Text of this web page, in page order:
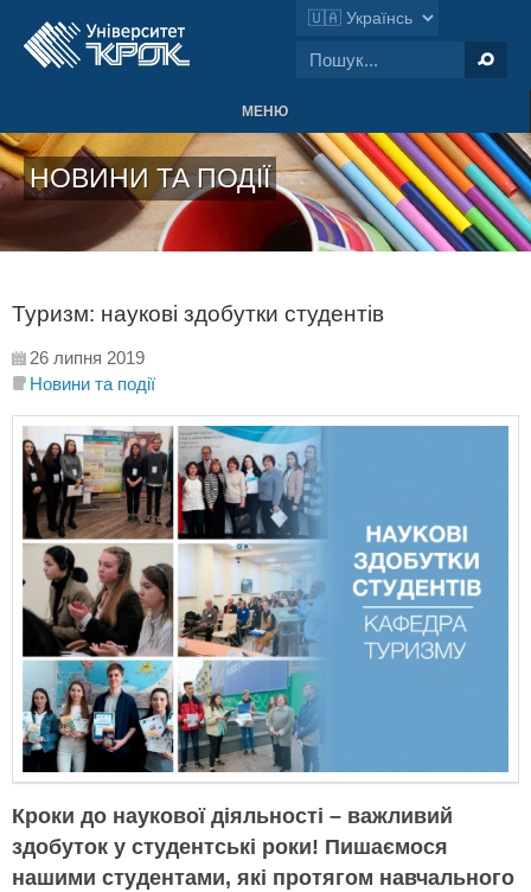
МЕНЮ
НОВИНИ ТА ПОДІЇ
Туризм: наукові здобутки студентів
26 липня 2019
Новини та події
Кроки до наукової діяльності – важливий
здобуток у студентські роки! Пишаємося
нашими студентами, які протягом навчального